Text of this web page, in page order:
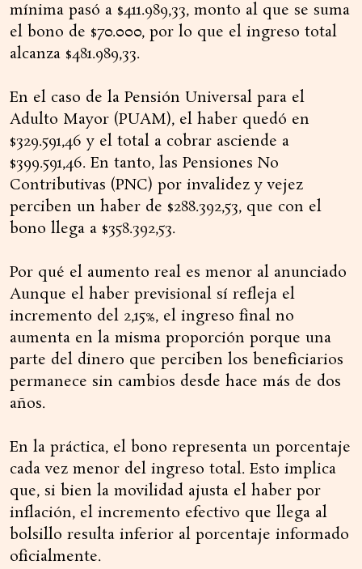
mínima pasó a $411.989,33, monto al que se suma
el bono de $70.000, por lo que el ingreso total
alcanza $481.989,33.
En el caso de la Pensión Universal para el
Adulto Mayor (PUAM), el haber quedó en
$329.591,46 y el total a cobrar asciende a
$399.591,46. En tanto, las Pensiones No
Contributivas (PNC) por invalidez y vejez
perciben un haber de $288.392,53, que con el
bono llega a $358.392,53.
Por qué el aumento real es menor al anunciado
Aunque el haber previsional sí refleja el
incremento del 2,15%, el ingreso final no
aumenta en la misma proporción porque una
parte del dinero que perciben los beneficiarios
permanece sin cambios desde hace más de dos
años.
En la práctica, el bono representa un porcentaje
cada vez menor del ingreso total. Esto implica
que, si bien la movilidad ajusta el haber por
inflación, el incremento efectivo que llega al
bolsillo resulta inferior al porcentaje informado
oficialmente.